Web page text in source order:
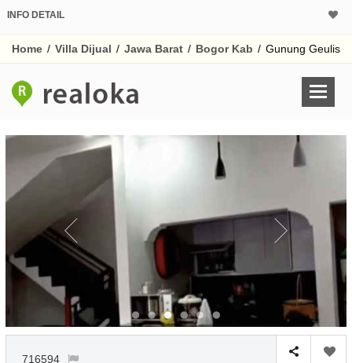
INFO DETAIL
Home / Villa Dijual / Jawa Barat / Bogor Kab / Gunung Geulis
716594
Harga Rp
Untuk hasil simulasi
pada kotak-
Simpan